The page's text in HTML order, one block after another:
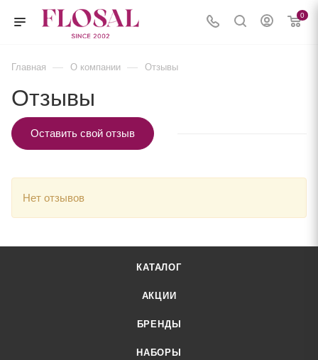
0
Главная — О компании — Отзывы
Отзывы
Оставить свой отзыв
Нет отзывов
КАТАЛОГ
АКЦИИ
БРЕНДЫ
НАБОРЫ